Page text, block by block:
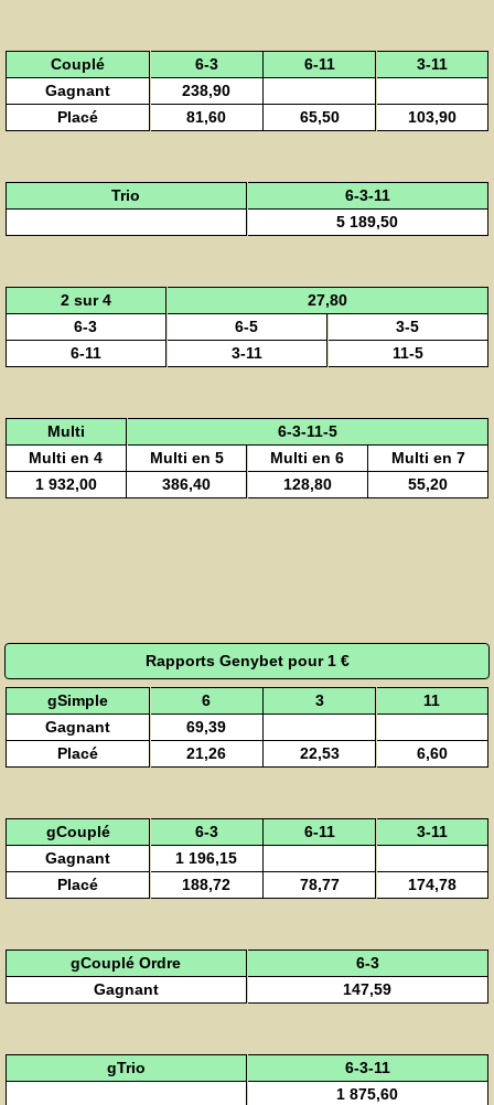
Couplé 6-3 6-11
3-11
Gagnant
238,90
Placé
81,60 65,50 103,90
Trio
6-3-11
5 189,50
2 sur 4
27,80
6-3
6-5
3-5
6-11
3-11 11-5
Multi
6-3-11-5
Multi en 4
Multi en 5 Multi en 6
Multi en 7
1 932,00
386,40 128,80 55,20
Rapports Genybet pour 1 €
gSimple 6 3
11
Gagnant
69,39
Placé
21,26 22,53 6,60
gCouplé 6-3 6-11
3-11
Gagnant
1 196,15
Placé
188,72 78,77 174,78
gCouplé Ordre
6-3
Gagnant
147,59
gTrio
6-3-11
1 875,60